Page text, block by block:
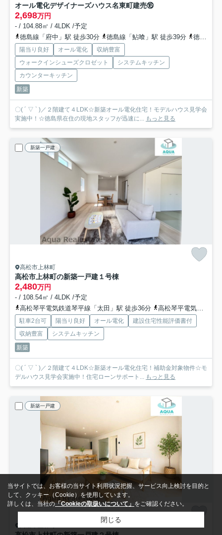
オール電化デザイナーズハウス名東町建売⑯
2,698万円
- / 104.88㎡ / 4LDK /予定
徳島線「府中」駅 徒歩30分
徳島線「鮎喰」駅 徒歩39分 徳島線「蔵本」駅 徒歩44分
陽当り良好 オール電化
収納豊富
ウォークインシューズクロゼット
システムキッチン
カウンターキッチン
新築
〇( ´ ▽ ` )／２階建て４LDK☆新築オール電化住宅！モデルハウス見学会
実施中！☆徳島県在住の現地スタッフが迅速に...
もっと見る
新築一戸建
高松市上林町
高松市上林町の新築一戸建１号棟
2,480万円
- / 108.54㎡ / 4LDK /予定
高松琴平電気鉄道琴平線「太田」駅 徒歩36分
高松琴平電気鉄道琴平線「仏生山」駅 徒歩38分
駐車2台可 陽当り良好 オール電化
建設住宅性能評価書付
収納豊富
システムキッチン
新築
〇( ´ ▽ ` )／２階建て４LDK☆新築オール電化住宅！補助金対象物件☆モ
デルハウス見学会実施中！住宅ローンサポート... もっと見る
新築一戸建
当サイトでは、お客様の当サイト利用状況把握、サービス向上検討を目的と
して、クッキー（Cookie）を使用しています。
詳しくは、当社の「Cookieの取扱いについて」 をご確認ください。
閉じる